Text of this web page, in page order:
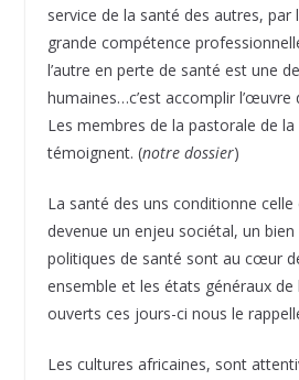
service de la santé des autres, par
grande compétence
l’autre en perte de santé est une
humaines…c’est accomplir l’œuvre
Les membres de la pastorale de la
témoignent. (notre dossier)
La santé des uns conditionne
devenue un enjeu sociétal, un
politiques de santé sont au cœur
ensemble et les états généraux de
ouverts ces jours-ci nous le
Les cultures africaines, sont